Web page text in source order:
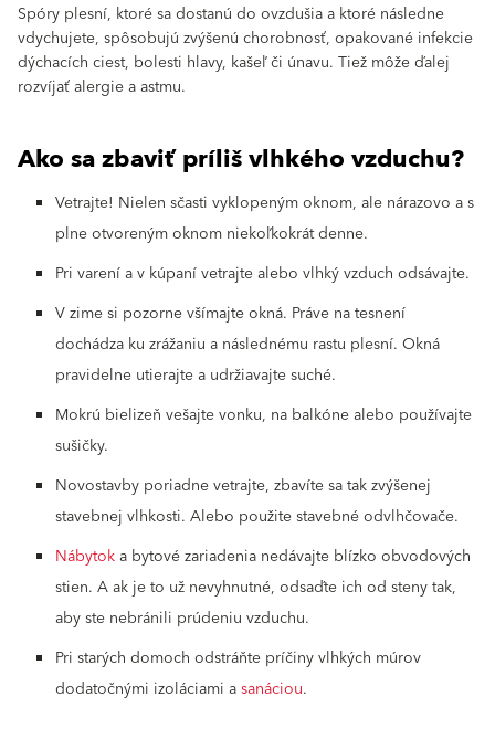
Spóry plesní, ktoré sa dostanú do ovzdušia a ktoré následne
vdychujete, spôsobujú zvýšenú chorobnosť, opakované infekcie
dýchacích ciest, bolesti hlavy, kašeľ či únavu. Tiež môže ďalej
rozvíjať alergie a astmu.
Ako sa zbaviť príliš vlhkého vzduchu?
Vetrajte! Nielen sčasti vyklopeným oknom, ale nárazovo a s
plne otvoreným oknom niekoľkokrát denne.
Pri varení a v kúpaní vetrajte alebo vlhký vzduch odsávajte.
V zime si pozorne všímajte okná. Práve na tesnení
dochádza ku zrážaniu a následnému rastu plesní. Okná
pravidelne utierajte a udržiavajte suché.
Mokrú bielizeň vešajte vonku, na balkóne alebo používajte
sušičky.
Novostavby poriadne vetrajte, zbavíte sa tak zvýšenej
stavebnej vlhkosti. Alebo použite stavebné odvlhčovače.
Nábytoka bytové zariadenia nedávajte blízko obvodových
stien. A ak je to už nevyhnutné, odsaďte ich od steny tak,
aby ste nebránili prúdeniu vzduchu.
Pri starých domoch odstráňte príčiny vlhkých múrov
dodatočnými izoláciami asanáciou.